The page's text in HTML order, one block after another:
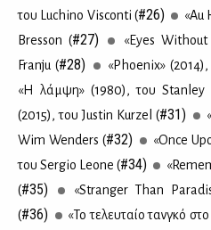
του Luchino Visconti (#26)
«Au
Bresson (#27)
«Eyes
Franju (#28) «Phoenix»
«Η λάμ­ψη» (1980), του Stanley
(2015), του Justin Kurzel (#31)
Wim Wenders (#32)
«Once
του Sergio Leone (#34)
(#35)
«Stranger Than
(#36)
«To τε­λευ­ταίο ταν­γκό